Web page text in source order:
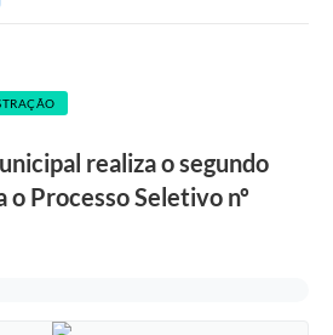
realiza o segundo
Processo Seletivo nº